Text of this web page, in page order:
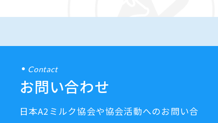
Contact
お問い合わせ
日本A2ミルク協会や協会活動へのお問い合